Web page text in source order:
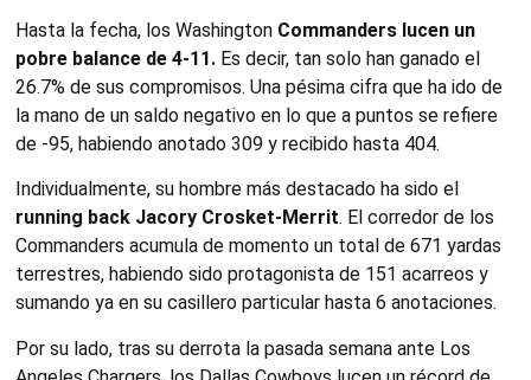
Hasta la fecha, los Washington Commanders lucen un
pobre balance de 4-11. Es decir, tan solo han ganado el
26.7% de sus compromisos. Una pésima cifra que ha ido de
la mano de un saldo negativo en lo que a puntos se refiere
de -95, habiendo anotado 309 y recibido hasta 404.
Individualmente, su hombre más destacado ha sido el
running back Jacory Crosket-Merrit. El corredor de los
Commanders acumula de momento un total de 671 yardas
terrestres, habiendo sido protagonista de 151 acarreos y
sumando ya en su casillero particular hasta 6 anotaciones.
Por su lado, tras su derrota la pasada semana ante Los